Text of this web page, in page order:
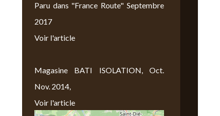
Paru dans "France Route" Septembre
2017
Voir l'article
Magasine BATI ISOLATION, Oct.
Nov. 2014,
Voir l'article